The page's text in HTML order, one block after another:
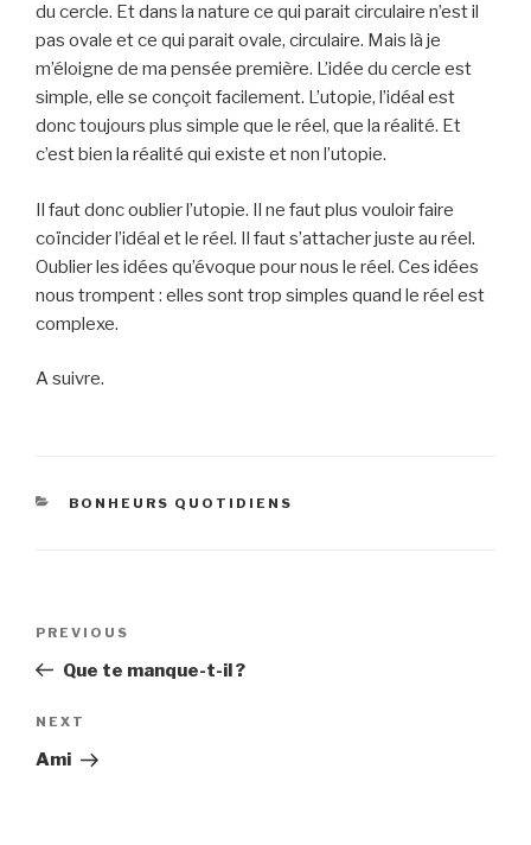
du cercle. Et dans la nature ce qui parait circulaire n’est il
pas ovale et ce qui parait ovale, circulaire. Mais là je
m’éloigne de ma pensée première. L’idée du cercle est
simple, elle se conçoit facilement. L’utopie, l’idéal est
donc toujours plus simple que le réel, que la réalité. Et
c’est bien la réalité qui existe et non l’utopie.
Il faut donc oublier l’utopie. Il ne faut plus vouloir faire
coïncider l’idéal et le réel. Il faut s’attacher juste au réel.
Oublier les idées qu’évoque pour nous le réel. Ces idées
nous trompent : elles sont trop simples quand le réel est
complexe.
A suivre.
CATEGORIES
BONHEURS QUOTIDIENS
Previous
Post
PREVIOUS
Que te manque-t-il ?
Next
Post
NEXT
Ami